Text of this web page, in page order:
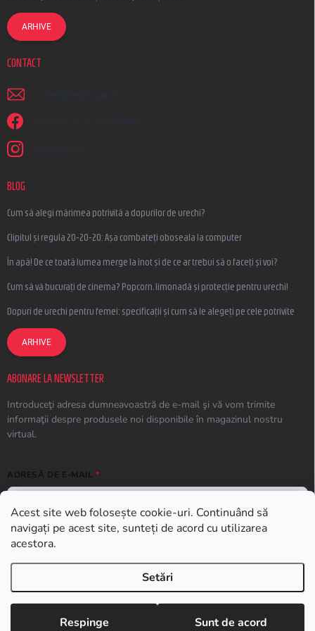
Acest site web folosește cookie-uri. Continuând să
navigați pe acest site, sunteți de acord cu utilizarea
acestora.
Setări
Respinge Sunt de acord
ARHIVE
CONTACT
scrieti @ earplugs.ro
Suntem și pe Facebook!
earplugs.ro
BLOG
Cum să alegi mărimea potrivită a dopurilor de urechi?
Clipitul și regula 20-20-20: Așa combateți oboseala la computer
În apă! De ce toată lumea merge la înot și de ce ar trebui să o faceți și voi?
Cum să vă bucurați de cinema? Popcorn, limonadă și protecție pentru urechi!
Dopuri de urechi pentru femei: specificații și cum să le alegeți pe cele potrivite
ARHIVE
ABONARE LA NEWSLETTER
Introduceţi adresa dumneavoastră de e-mail şi vă vom trimite
informaţii despre produsele noi disponibile în magazinul nostru
virtual.
ADRESĂ DE E-MAIL
ABONARE
Drepturi de autor 2026 . Toate drepturile rezervate.